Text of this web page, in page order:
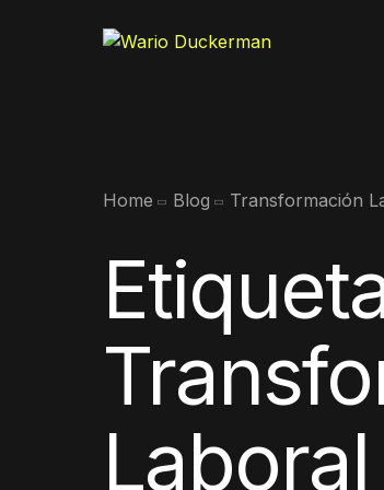
Home Blog Transformación
Laboral